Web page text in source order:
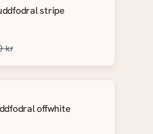
stripe
kr
offwhite